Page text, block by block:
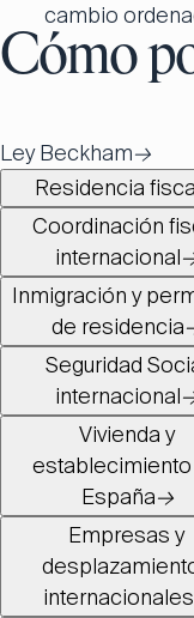
cambio
Cómo
Ley Beckham→
Residencia
Coordinación
internacional
Inmigración y
de residencia
Seguridad
internacional
Vivienda y
España→
Empresas y
internacionales